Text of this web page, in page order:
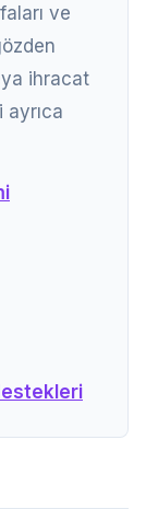
ve
ihracat
ayrıca